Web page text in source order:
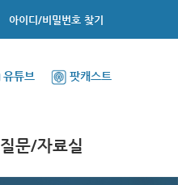
아이디/비밀번호 찾기
유튜브 팟캐스트
질문/자료실